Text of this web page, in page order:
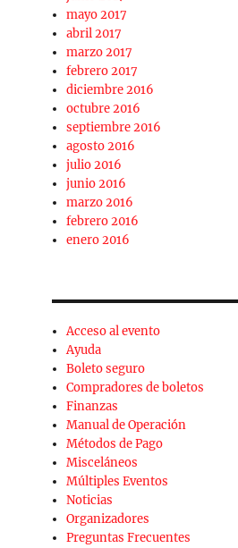
mayo 2017
abril 2017
marzo 2017
febrero 2017
diciembre 2016
octubre 2016
septiembre 2016
agosto 2016
julio 2016
junio 2016
marzo 2016
febrero 2016
enero 2016
Acceso al evento
Ayuda
Boleto seguro
Compradores de boletos
Finanzas
Manual de Operación
Métodos de Pago
Misceláneos
Múltiples Eventos
Noticias
Organizadores
Preguntas Frecuentes